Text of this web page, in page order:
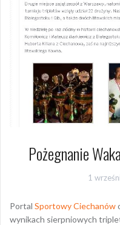
Pożegnanie
1
Portal Sportowy Ciechanów
wynikach sierpniowych